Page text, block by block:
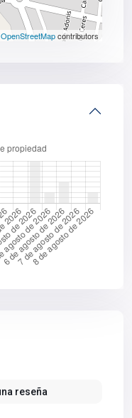
OpenStreetMapcontributors
reseña